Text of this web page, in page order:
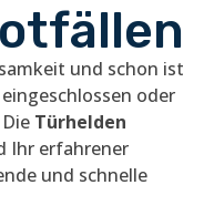
und schon ist
oder
Türhelden
Ihr erfahrener
und schnelle